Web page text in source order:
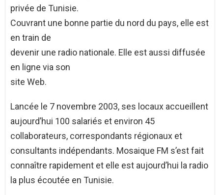
privée de Tunisie.
Couvrant une bonne partie du nord du pays, elle est
en train de
devenir une radio nationale. Elle est aussi diffusée
en ligne via son
site Web.
Lancée le 7 novembre 2003, ses locaux accueillent
aujourd’hui 100 salariés et environ 45
collaborateurs, correspondants régionaux et
consultants indépendants. Mosaique FM s’est fait
connaître rapidement et elle est aujourd’hui la radio
la plus écoutée en Tunisie.